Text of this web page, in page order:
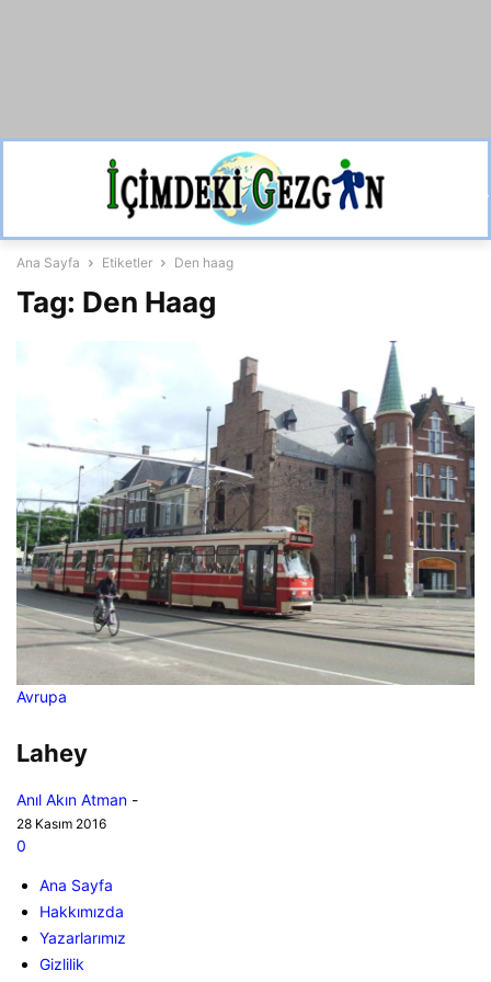
Ana Sayfa Etiketler Den haag
Tag: Den Haag
Avrupa
Lahey
Anıl Akın Atman -
28 Kasım 2016
0
Ana Sayfa
Hakkımızda
Yazarlarımız
Gizlilik